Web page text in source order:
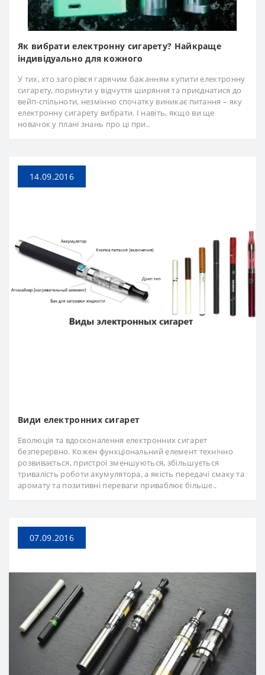
Як вибрати електронну сигарету? Найкраще
індивідуально для кожного
У тих, хто загорівся гарячим бажанням купити електронну
сигарету, поринути у відчуття ширяння та приєднатися до
вейп-спільноти, незмінно спочатку виникає питання – яку
електронну сигарету вибрати. І навіть, якщо ви ще
новачок у плані знань про ці при..
14.09.2016
Види електронних сигарет
Еволюція та вдосконалення електронних сигарет
безперервно. Кожен функціональний елемент технічно
розвивається, пристрої зменшуються, збільшується
тривалість роботи акумулятора, а якість передачі смаку та
аромату та позитивні переваги приваблює більше..
07.09.2016